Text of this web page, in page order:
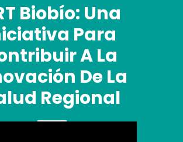
Biobío: Una
Para
A La
De La
Regional